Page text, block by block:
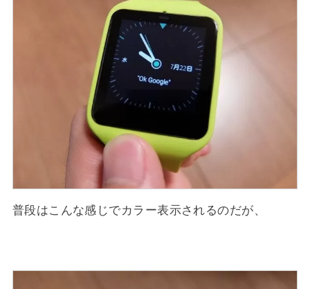
普段はこんな感じでカラー表示されるのだが、